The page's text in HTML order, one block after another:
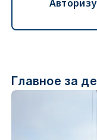
Главное за